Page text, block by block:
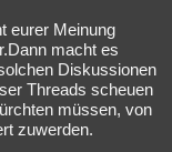
eurer Meinung
macht es
Diskussionen
Threads scheuen
müssen, von
zuwerden.